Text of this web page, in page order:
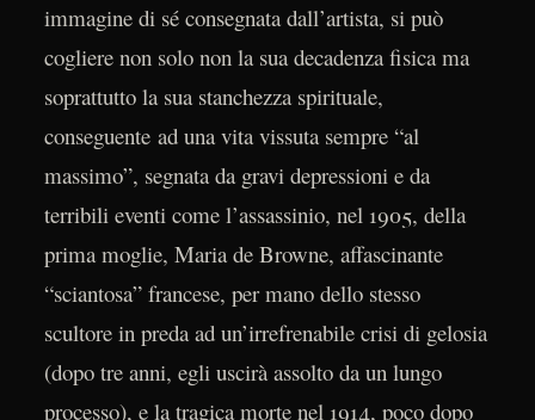
immagine di sé consegnata dall’artista, si può
cogliere non solo non la sua decadenza fisica ma
soprattutto la sua stanchezza spirituale,
conseguente ad una vita vissuta sempre “al
massimo”, segnata da gravi depressioni e da
terribili eventi come l’assassinio, nel 1905, della
prima moglie, Maria de Browne, affascinante
“sciantosa” francese, per mano dello stesso
scultore in preda ad un’irrefrenabile crisi di gelosia
(dopo tre anni, egli uscirà assolto da un lungo
processo), e la tragica morte nel 1914, poco dopo